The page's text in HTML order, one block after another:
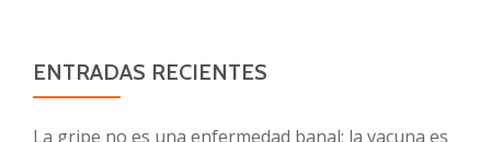
ENTRADAS RECIENTES
La gripe no es una enfermedad banal; la vacuna es